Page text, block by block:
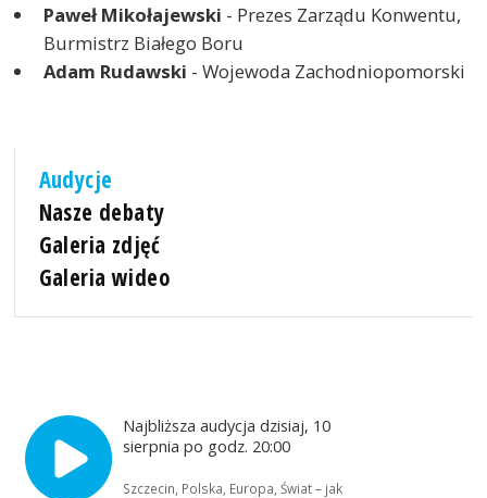
Paweł Mikołajewski - Prezes Zarządu Konwentu,
Burmistrz Białego Boru
Adam Rudawski - Wojewoda Zachodniopomorski
Audycje
Nasze debaty
Galeria zdjęć
Galeria wideo
Najbliższa audycja dzisiaj, 10
sierpnia po godz. 20:00
Szczecin, Polska, Europa, Świat – jak